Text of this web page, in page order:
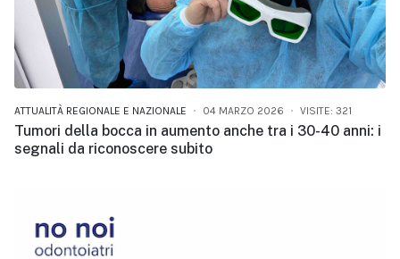
ATTUALITÀ REGIONALE E NAZIONALE 04 MARZO 2026 VISITE: 321
Tumori della bocca in aumento anche tra i 30-40 anni: i
segnali da riconoscere subito